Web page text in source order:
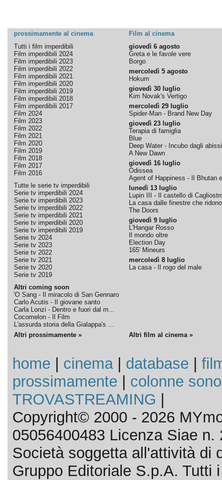
prossimamente al cinema
Film al cinema
Tutti i film imperdibili
Film imperdibili 2024
Film imperdibili 2023
Film imperdibili 2022
Film imperdibili 2021
Film imperdibili 2020
Film imperdibili 2019
Film imperdibili 2018
Film imperdibili 2017
Film 2024
Film 2023
Film 2022
Film 2021
Film 2020
Film 2019
Film 2018
Film 2017
Film 2016
Tutte le serie tv imperdibili
Serie tv imperdibili 2024
Serie tv imperdibili 2023
Serie tv imperdibili 2022
Serie tv imperdibili 2021
Serie tv imperdibili 2020
Serie tv imperdibili 2019
Serie tv 2024
Serie tv 2023
Serie tv 2022
Serie tv 2021
Serie tv 2020
Serie tv 2019
Altri coming soon
'O Sang - Il miracolo di San Gennaro
Carlo Acutis - Il giovane santo
Carla Lonzi - Dentro e fuori dal m...
Cocomelon - Il Film
L'assurda storia della Gialappa's ...
giovedì 6 agosto
Greta e le favole vere
Borgo
mercoledì 5 agosto
Hokum
giovedì 30 luglio
Kim Novak's Vertigo
mercoledì 29 luglio
Spider-Man - Brand New Day
giovedì 23 luglio
Terapia di famiglia
Blue
Deep Water - Incubo dagli abissi
A New Dawn
giovedì 16 luglio
Odissea
Agent of Happiness - Il Bhutan
lunedì 13 luglio
Lupin III - Il castello di
La casa dalle finestre che ridono
The Doors
giovedì 9 luglio
L'Hangar Rosso
Il mondo oltre
Election Day
165' Mineurs
mercoledì 8 luglio
La casa - Il rogo del male
Altri prossimamente » Altri film al cinema »
home cinema| database
prossimamente
colonne
TROVASTREAMING
Copyright© 2000 - 2026
05056400483 Licenza Siae n.
Società soggetta all'attività di
Gruppo Editoriale S.p.A. Tutti